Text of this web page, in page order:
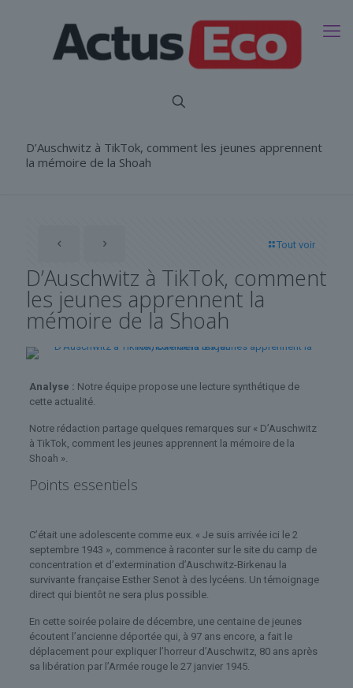
D’Auschwitz à TikTok, comment les jeunes apprennent
la mémoire de la Shoah
Tout voir
D’Auschwitz à TikTok, comment
les jeunes apprennent la
mémoire de la Shoah
Analyse : Notre équipe propose une lecture synthétique de
cette actualité.
Notre rédaction partage quelques remarques sur « D’Auschwitz
à TikTok, comment les jeunes apprennent la mémoire de la
Shoah ».
Points essentiels
C’était une adolescente comme eux. « Je suis arrivée ici le 2
septembre 1943 », commence à raconter sur le site du camp de
concentration et d’extermination d’Auschwitz-Birkenau la
survivante française Esther Senot à des lycéens. Un témoignage
direct qui bientôt ne sera plus possible.
En cette soirée polaire de décembre, une centaine de jeunes
écoutent l’ancienne déportée qui, à 97 ans encore, a fait le
déplacement pour expliquer l’horreur d’Auschwitz, 80 ans après
sa libération par l’Armée rouge le 27 janvier 1945.